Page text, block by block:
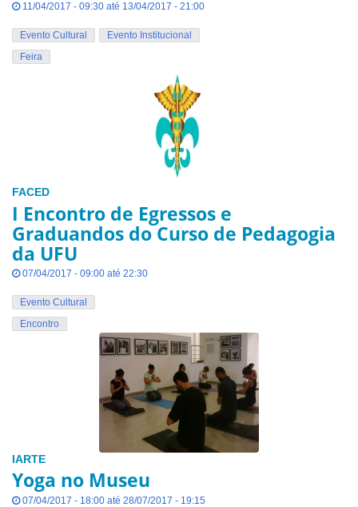
11/04/2017 - 09:30 até 13/04/2017 - 21:00
Evento Cultural
Evento Institucional
Feira
FACED
I Encontro de Egressos e
Graduandos do Curso de Pedagogia
da UFU
07/04/2017 - 09:00 até 22:30
Evento Cultural
Encontro
IARTE
Yoga no Museu
07/04/2017 - 18:00 até 28/07/2017 - 19:15